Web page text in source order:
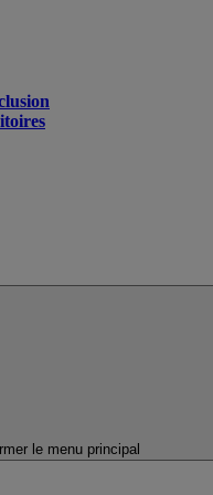
le menu principal